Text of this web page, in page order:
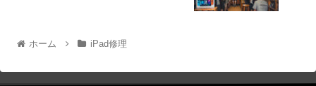
ホーム iPad修理